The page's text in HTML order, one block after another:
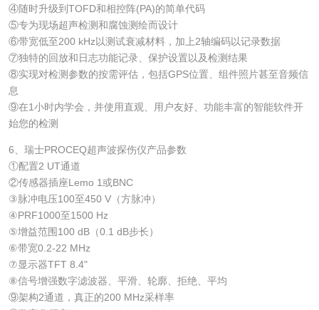
④随时升级到TOFD和相控阵(PA)的简单代码
⑤专为现场超声检测和腐蚀测绘而设计
⑥带宽低至200 kHz以测试衰减材料，加上2轴编码以记录数据
⑦独特的回放和日志功能记录、保护设置以及检测结果
⑧实现对检测参数的按需评估，包括GPS位置、组件照片甚至音频信
息
⑨在1小时内学会，并使用直观、用户友好、功能丰富的智能软件开
始您的检测
6、瑞士PROCEQ超声波探伤仪产品参数
①配置2 UT通道
②传感器插座Lemo 1或BNC
③脉冲电压100至450 V（方脉冲）
④PRF1000至1500 Hz
⑤增益范围100 dB（0.1 dB步长）
⑥带宽0.2-22 MHz
⑦显示器TFT 8.4"
⑧信号增强数字滤波器、平滑、轮廓、拒绝、平均
⑨架构2通道，真正的200 MHz采样率